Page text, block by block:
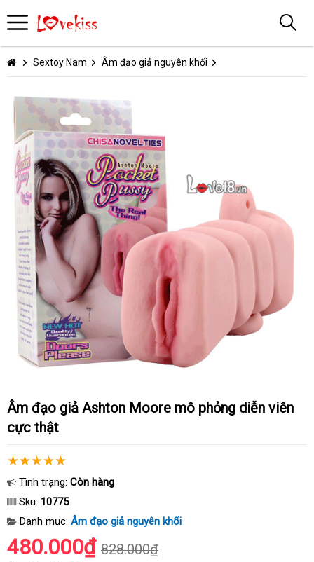
Sextoy Nam Âm đạo giả nguyên khối
Âm đạo giả Ashton Moore mô phỏng diễn viên
cực thật
Tình trạng: Còn hàng
Sku: 10775
Danh mục: Âm đạo giả nguyên khối
480.000₫ 828.000₫